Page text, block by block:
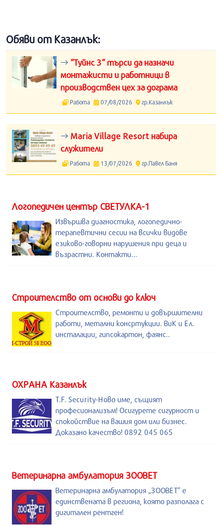
Обяви от Казанлък:
“Туйнс 3“ търси да назначи
монтажисти и работници в
производствен цех за дограма
Работа 07/08/2026 гр.Казанлък
Maria Village Resort набира
служители
Работа 13/07/2026 гр.Павел Баня
Логопедичен център СВЕТУЛКА-1
Извършва диагностика, логопедично-
терапевтични сесии на всички видове
езиково-говорни нарушения при деца и
възрастни. Контакти...
Строителство от основи до ключ
Строителство, ремонти и довършителни
работи, метални консртукции. ВиК и Ел.
инсталации, гипсокартон, фаянс..
ОХРАНА Казанлък
T.F. Security-Ново име, същият
професионализъм! Осигурете сигурност и
спокойствие на вашия дом или бизнес.
Доказано качество! 0892 045 065
Ветеринарна амбулатория ЗООВЕТ
Ветеринарна амбулатория „ЗООВЕТ” е
единствената в региона, която разполага с
дигитален рентген!